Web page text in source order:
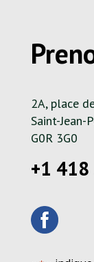
2A, place
Saint-Jean-
G0R 3G0
+1